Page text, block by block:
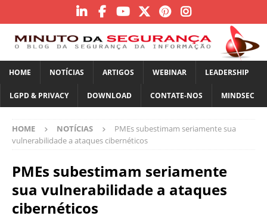
HOME NOTÍCIAS ARTIGOS WEBINAR LEADERSHIP
LGPD & PRIVACY DOWNLOAD CONTATE-NOS MINDSEC
HOME NOTÍCIAS
PMEs subestimam seriamente sua
vulnerabilidade a ataques cibernéticos
PMEs subestimam seriamente
sua vulnerabilidade a ataques
cibernéticos